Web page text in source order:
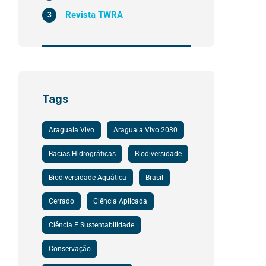
Revista TWRA
3
Tags
Araguaia Vivo Araguaia Vivo 2030
Bacias Hidrográficas Biodiversidade
Biodiversidade Aquática Brasil
Cerrado Ciência Aplicada
Ciência E Sustentabilidade
Conservação